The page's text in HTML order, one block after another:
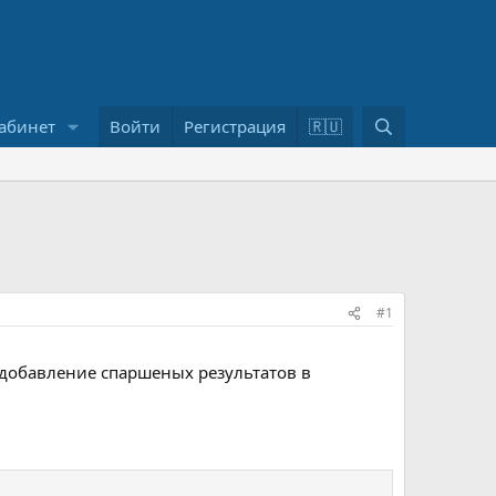
Войти Регистрация 🇷🇺
о
#1
спаршеных результатов в